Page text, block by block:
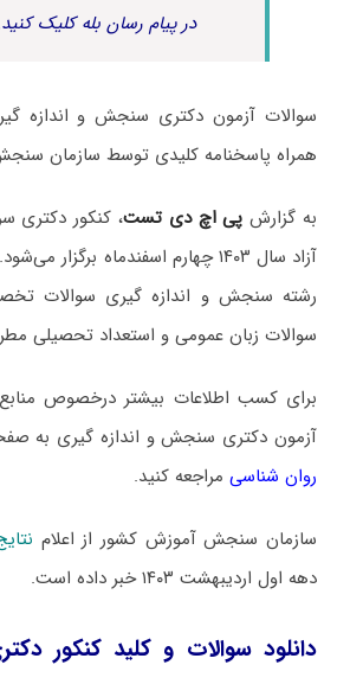
در پیام رسان بله کلیک
همراه پاسخنامه کلیدی توسط سازمان
به گزارشپی اچ دی تست، کنکور دکتری
آزاد سال ۱۴۰۳ چهارم اسفندماه
رشته سنجش و اندازه گیری سوالات
سوالات زبان عمومی و استعداد تحصیلی
برای کسب اطلاعات بیشتر درخصوص
آزمون دکتری سنجش و اندازه گیری به
روان شناسیمراجعه کنید.
سازمان سنجش آموزش کشور از اعلام
دهه اول اردیبهشت ۱۴۰۳ خبر داده است.
دانلود سوالات و کلید کنکور